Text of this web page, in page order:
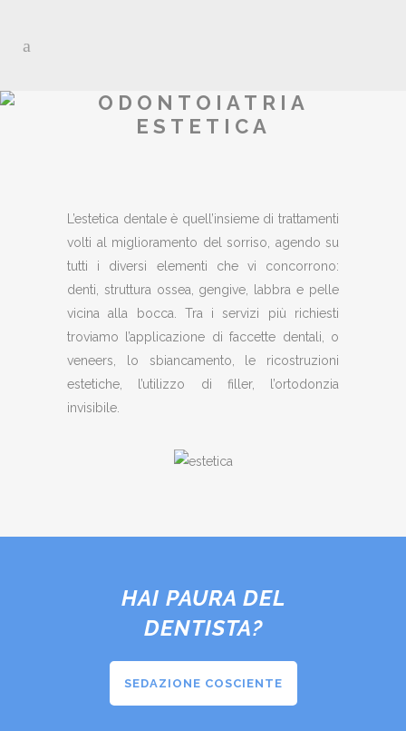
ODONTOIATRIA
ESTETICA
L’estetica dentale è quell’insieme di trattamenti
volti al miglioramento del sorriso, agendo su
tutti i diversi elementi che vi concorrono:
denti, struttura ossea, gengive, labbra e pelle
vicina alla bocca. Tra i servizi più richiesti
troviamo l’applicazione di faccette dentali, o
veneers, lo sbiancamento, le ricostruzioni
estetiche, l’utilizzo di filler, l’ortodonzia
invisibile.
HAI PAURA DEL
DENTISTA?
SEDAZIONE COSCIENTE